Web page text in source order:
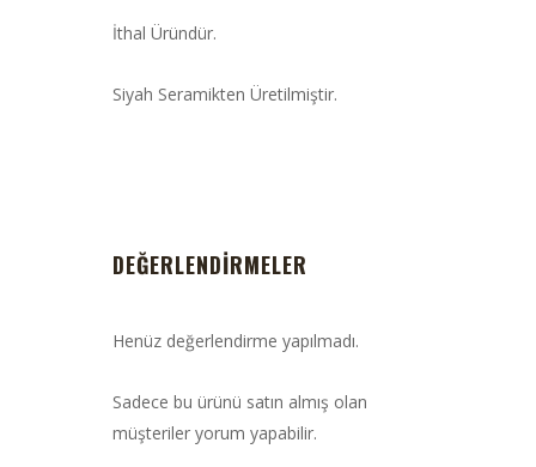
İthal Üründür.
Siyah Seramikten Üretilmiştir.
DEĞERLENDIRMELER
Henüz değerlendirme yapılmadı.
Sadece bu ürünü satın almış olan
müşteriler yorum yapabilir.